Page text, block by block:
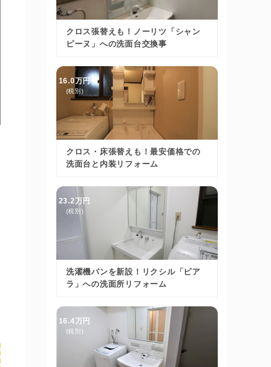
クロス張替えも！ノーリツ「シャン
ピーヌ」への洗面台交換事
16.0万円
(税別)
クロス・床張替えも！最安価格での
洗面台と内装リフォーム
23.2万円
(税別)
洗濯機パンを新設！リクシル「ピア
ラ」への洗面所リフォーム
16.4万円
(税別)